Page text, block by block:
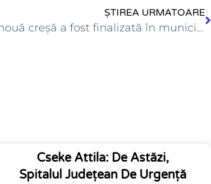
ȘTIREA URMATOARE
O nouă creșă a fost finalizată în municipiul Târnăveni ,…
Cseke Attila: De Astăzi,
Spitalul Județean De Urgență